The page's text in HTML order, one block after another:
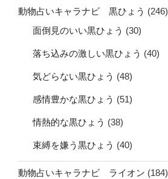
動物占いキャラナビ 黒ひょう (246)
面倒見のいい黒ひょう (30)
落ち込みの激しい黒ひょう (40)
気どらない黒ひょう (48)
感情豊かな黒ひょう (51)
情熱的な黒ひょう (38)
束縛を嫌う黒ひょう (40)
動物占いキャラナビ ライオン (184)